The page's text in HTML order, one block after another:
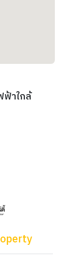
ฟ้าใกล้